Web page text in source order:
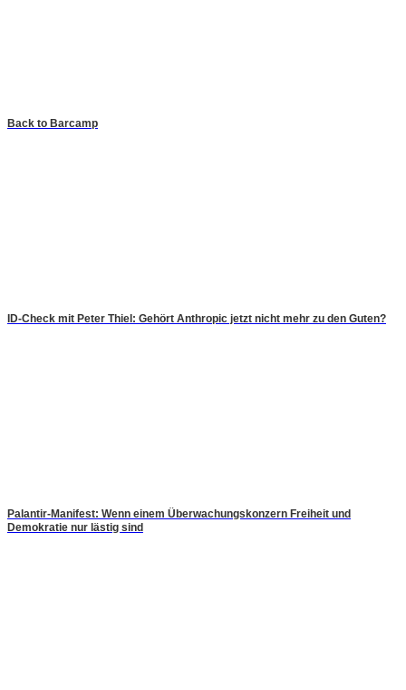
Back to Barcamp
ID-Check mit Peter Thiel: Gehört Anthropic jetzt nicht mehr zu den Guten?
Palantir-Manifest: Wenn einem Überwachungskonzern Freiheit und
Demokratie nur lästig sind